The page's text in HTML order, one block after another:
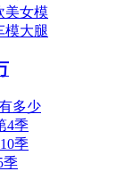
美女模
模大腿
多少
4季
季
季